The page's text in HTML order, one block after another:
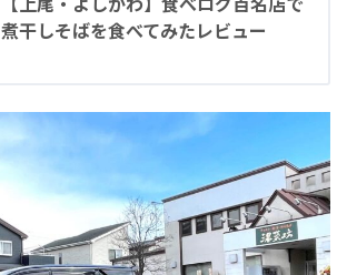
煮干しそばを食べてみたレビュー